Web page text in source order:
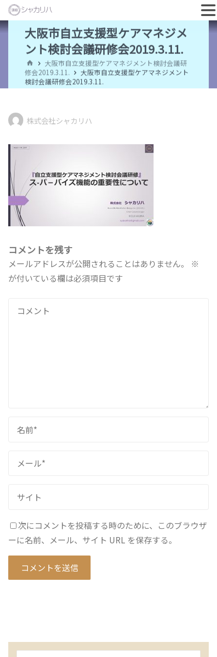
コ
ツ
大阪市自立支援型ケアマネジメ
ント検討会議研修会2019.3.11.
ホ
ー
ム
大阪市自立支援型ケアマネジメント検討会議研
修会2019.3.11.
大阪市自立支援型ケアマネジメント
検討会議研修会2019.3.11.
株式会社シャカリハ
コメントを残す
メールアドレスが公開されることはありません。
※
が付いている欄は必須項目です
次にコメントを投稿する時のために、このブラウザ
ーに名前、メール、サイト URL を保存する。